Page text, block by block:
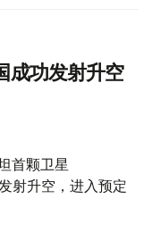
成功发射升空
首颗卫星
射升空，进入预定